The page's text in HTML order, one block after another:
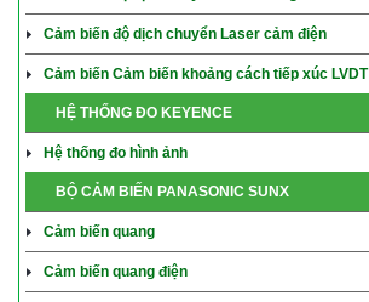
Cảm biến độ dịch chuyển Laser cảm điện
Cảm biến Cảm biến khoảng cách tiếp xúc LVDT
HỆ THỐNG ĐO KEYENCE
Hệ thống đo hình ảnh
BỘ CẢM BIẾN PANASONIC SUNX
Cảm biến quang
Cảm biến quang điện